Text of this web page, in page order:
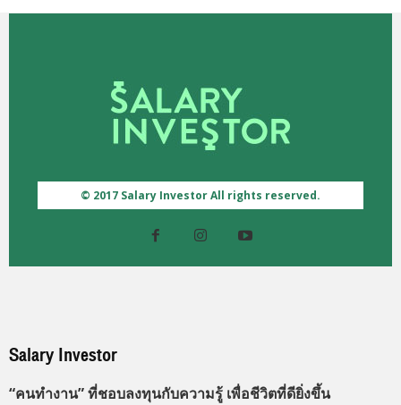
© 2017 Salary Investor All rights reserved.
Salary Investor
“คนทำงาน” ที่ชอบลงทุนกับความรู้ เพื่อชีวิตที่ดียิ่งขึ้น